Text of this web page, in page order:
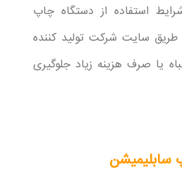
استفاده از دستگاه چاپ
طریق سایت شرکت تولید کننده
یا صرف هزینه زیاد جلوگیری
سابلیمیشن